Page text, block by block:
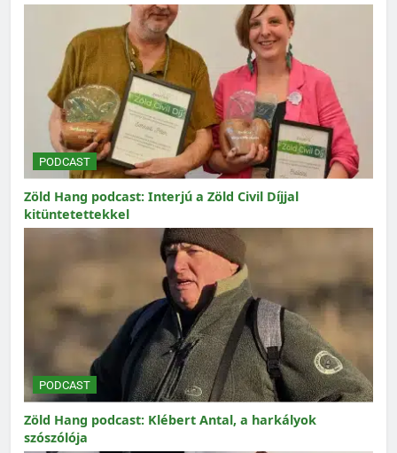
PODCAST
Zöld Hang podcast: Interjú a Zöld Civil Díjjal
kitüntetettekkel
PODCAST
Zöld Hang podcast: Klébert Antal, a harkályok
szószólója